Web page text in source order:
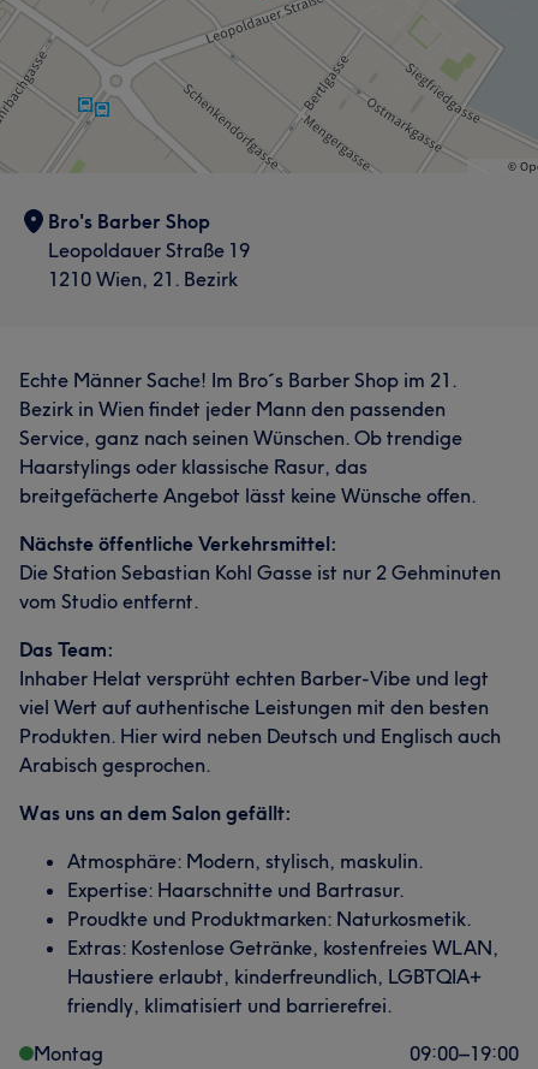
Bro's Barber Shop
Leopoldauer Straße 19
1210 Wien, 21. Bezirk
Echte Männer Sache! Im Bro´s Barber Shop im 21.
Bezirk in Wien findet jeder Mann den passenden
Service, ganz nach seinen Wünschen. Ob trendige
Haarstylings oder klassische Rasur, das
breitgefächerte Angebot lässt keine Wünsche offen.
Nächste öffentliche Verkehrsmittel:
Die Station Sebastian Kohl Gasse ist nur 2 Gehminuten
vom Studio entfernt.
Das Team:
Inhaber Helat versprüht echten Barber-Vibe und legt
viel Wert auf authentische Leistungen mit den besten
Produkten. Hier wird neben Deutsch und Englisch auch
Arabisch gesprochen.
Was uns an dem Salon gefällt:
Atmosphäre: Modern, stylisch, maskulin.
Expertise: Haarschnitte und Bartrasur.
Proudkte und Produktmarken: Naturkosmetik.
Extras: Kostenlose Getränke, kostenfreies WLAN,
Haustiere erlaubt, kinderfreundlich, LGBTQIA+
friendly, klimatisiert und barrierefrei.
Montag
09:00–19:00